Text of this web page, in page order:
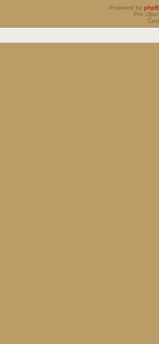
Powered by
Pro